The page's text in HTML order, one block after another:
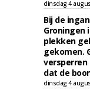
dinsdag 4
Bij de
Groningen
plekken
gekomen.
versperren
dat de
dinsdag 4